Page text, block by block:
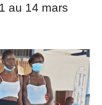
au 14 mars